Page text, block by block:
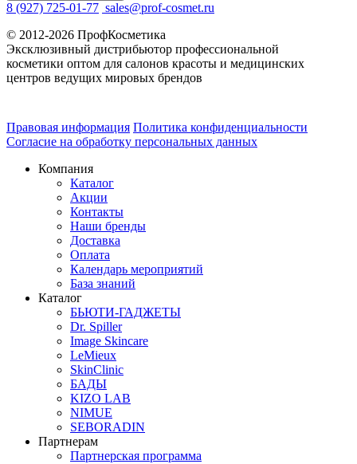
8 (927) 725-01-77 sales@prof-cosmet.ru
© 2012-2026 ПрофКосметика
Эксклюзивный дистрибьютор профессиональной
косметики оптом для салонов красоты и медицинских
центров ведущих мировых брендов
Правовая информация Политика конфиденциальности
Согласие на обработку персональных данных
Компания
Каталог
Акции
Контакты
Наши бренды
Доставка
Оплата
Календарь мероприятий
База знаний
Каталог
БЬЮТИ-ГАДЖЕТЫ
Dr. Spiller
Image Skincare
LeMieux
SkinClinic
БАДЫ
KIZO LAB
NIMUE
SEBORADIN
Партнерам
Партнерская программа